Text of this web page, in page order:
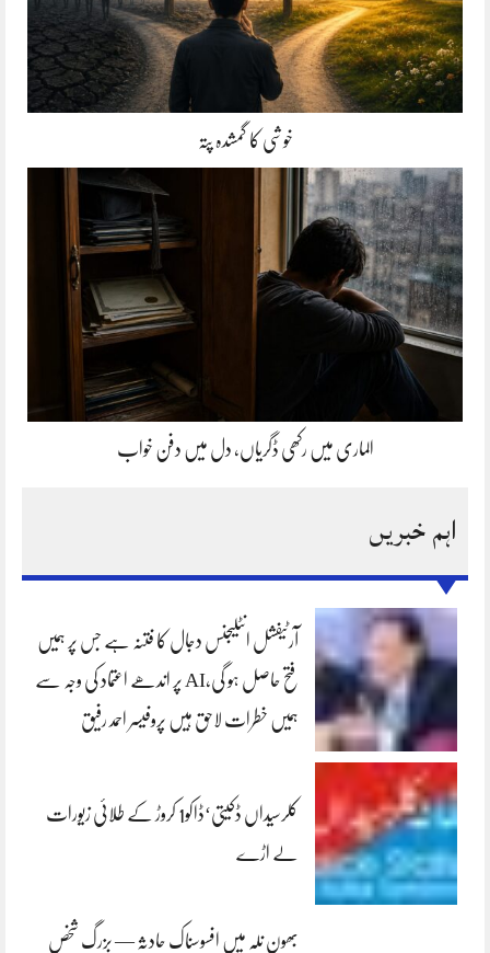
خوشی کا گمشدہ پتہ
الماری میں رکھی ڈگریاں، دل میں دفن خواب
اہم خبریں
آرٹیفشل انٹلیجنس دجال کا فتنہ ہے جس پر ہمیں
فتح حاصل ہو گی،AI پر اندھے اعتماد کی وجہ سے
ہمیں خطرات لاحق ہیں پروفیسر احمد رفیق
کلرسیداں ڈکیتی‘ڈاکو1 کروڑ کے طلائی زیورات
لے اڑے
بھون نلہ میں افسوسناک حادثہ — بزرگ شخص